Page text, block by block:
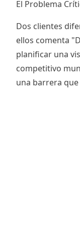
El Problema
Dos clientes
ellos comenta
planificar una
competitivo
una barrera